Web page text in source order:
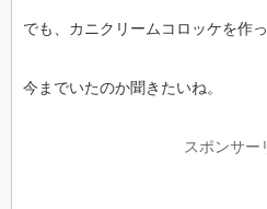
でも、カニクリームコロッケを作
今までいたのか聞きたいね。
スポンサー